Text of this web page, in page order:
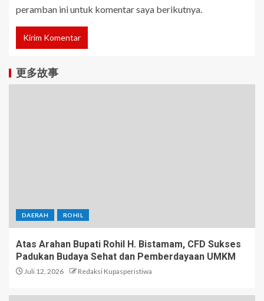
peramban ini untuk komentar saya berikutnya.
更多故事
DAERAH ROHIL
Atas Arahan Bupati Rohil H. Bistamam, CFD Sukses
Padukan Budaya Sehat dan Pemberdayaan UMKM
Juli 12, 2026 Redaksi Kupasperistiwa